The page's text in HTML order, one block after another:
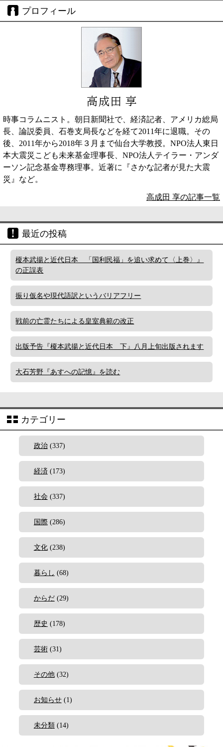
プロフィール
高成田 享
時事コラムニスト。朝日新聞社で、経済記者、アメリカ総局
長、論説委員、石巻支局長などを経て2011年に退職。その
後、2011年から2018年３月まで仙台大学教授。NPO法人東日
本大震災こども未来基金理事長、NPO法人テイラー・アンダ
ーソン記念基金専務理事。近著に『さかな記者が見た大震
災』など。
高成田 享の記事一覧
最近の投稿
榎本武揚と近代日本 「国利民福」を追い求めて〈上巻〉』
の正誤表
振り仮名や現代語訳というバリアフリー
戦前の亡霊たちによる皇室典範の改正
出版予告『榎本武揚と近代日本 下』八月上旬出版されます
大石芳野『あすへの記憶』を読む
カテゴリー
政治(337)
経済(173)
社会(337)
国際 (286)
文化(238)
暮らし (68)
からだ(29)
歴史 (178)
芸術(31)
その他(32)
お知らせ(1)
未分類(14)